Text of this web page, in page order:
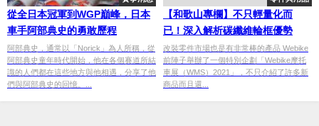
從全日本冠軍到WGP巔峰，日本
車手阿部典史的勇敢歷程
阿部典史，通常以「Norick」為人所稱，從
阿部典史童年時代開始，他在各個賽道所結
識的人們都在這些地方與他相遇，分享了他
們與阿部典史的回憶。...
【和歌山專欄】不只輕量化而
已！深入解析碳纖維輪框優勢
改裝零件市場也是有非常棒的產品 Webike
前陣子舉辦了一個特別企劃「Webike摩托
車展（WMS）2021」，不只介紹了許多新
商品而且還...